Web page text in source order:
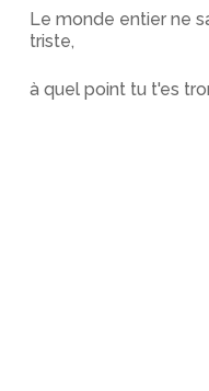
Le monde entier ne
triste,
à quel point tu t'es